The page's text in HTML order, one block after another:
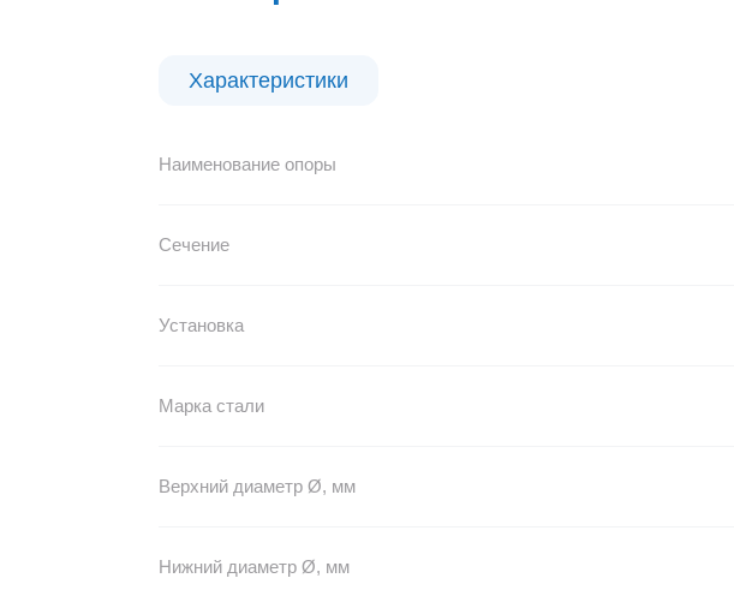
Характеристики
Наименование опоры
Сечение
Установка
Марка стали
Верхний диаметр Ø, мм
Нижний диаметр Ø, мм